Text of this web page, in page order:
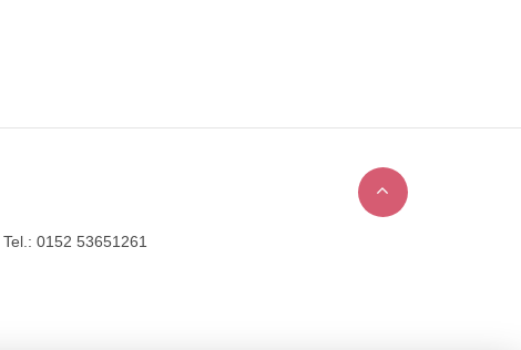
Tel.: 0152 53651261